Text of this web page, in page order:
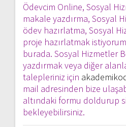
Ödevcim Online, Sosyal
makale yazdırma, Sosyal
ödev hazırlatma, Sosyal
proje hazırlatmak
burada. Sosyal Hizmetler
yazdırmak veya diğer
talepleriniz için
mail adresinden bize
altındaki formu doldurup
bekleyebilirsiniz.